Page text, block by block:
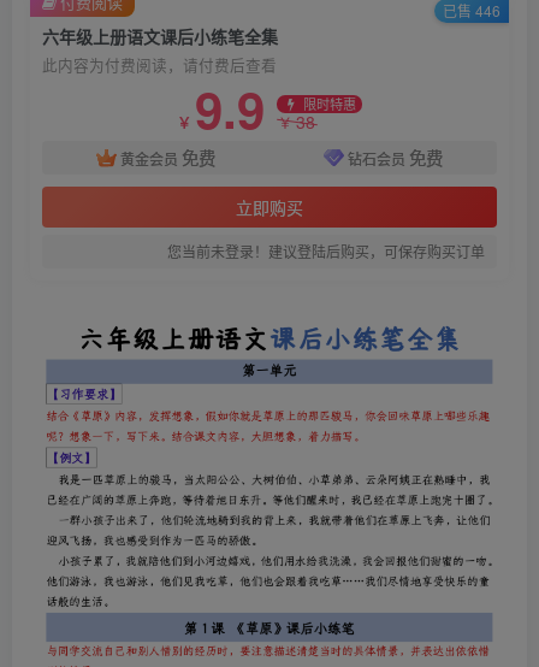
六年级上册语文课后小练笔全集
此内容为付费阅读，请付费后查看
￥ 9.9 限时特惠
￥38
黄金会员 免费 钻石会员 免费
立即购买
您当前未登录！建议登陆后购买，可保存购买订单
已售 446